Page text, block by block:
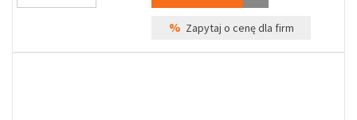
% Zapytaj o cenę dla firm